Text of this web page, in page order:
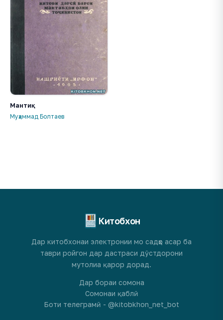
Мантиқ
Муҳаммад Болтаев
Китобхон
Дар китобхонаи электронии мо садҳо асар ба
таври ройгон дар дастраси дӯстдорони
мутолиа қарор дорад.
Дар бораи сомона
Сомонаи қаблӣ
Боти телеграмӣ - @kitobkhon_net_bot